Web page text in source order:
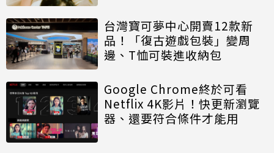
台灣寶可夢中心開賣12款新
品！「復古遊戲包裝」變周
邊、T恤可裝進收納包
Google Chrome終於可看
Netflix 4K影片！快更新瀏覽
器、還要符合條件才能用